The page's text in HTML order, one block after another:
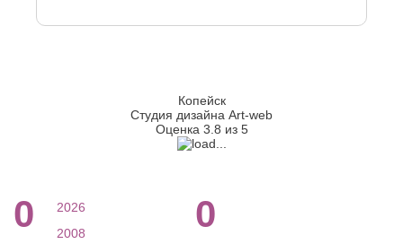
Копейск
Студия дизайна Art-web
Оценка 3.8 из 5
0
2026
2008
0